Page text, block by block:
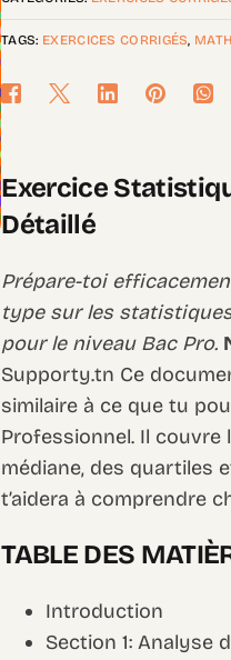
TAGS: EXERCICES CORRIGÉS
Exercice
Détaillé
Prépare-toi
type sur les
pour le niveau Bac Pro.
Supporty.tn Ce
similaire à ce que tu
Professionnel. Il couvre
médiane, des quartiles
t’aidera à comprendre
TABLE DES
Introduction
Section 1: Analyse